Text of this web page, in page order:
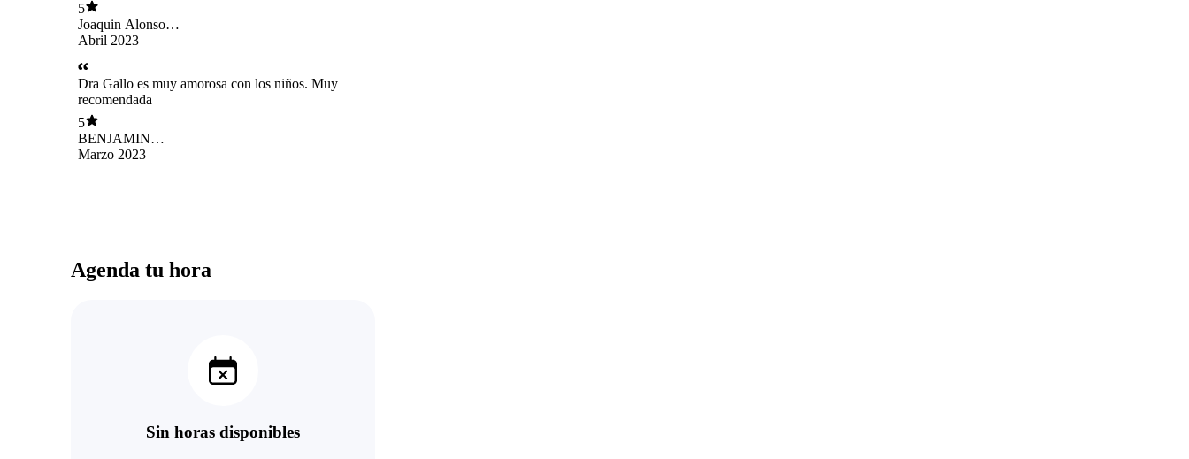
5
Joaquin Alonso
García Fuentes
Abril 2023
Dra Gallo es muy amorosa con los niños. Muy
recomendada
5
BENJAMIN
CASSINA
Marzo 2023
Agenda tu hora
Sin horas disponibles